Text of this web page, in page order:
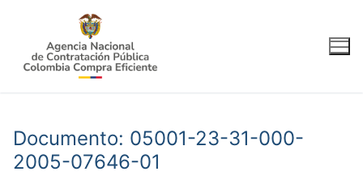
contenido
Documento: 05001-23-31-000-
2005-07646-01